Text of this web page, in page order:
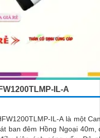
IL-A
IL-A là một
ban đêm Hồng Ngoại 40m,